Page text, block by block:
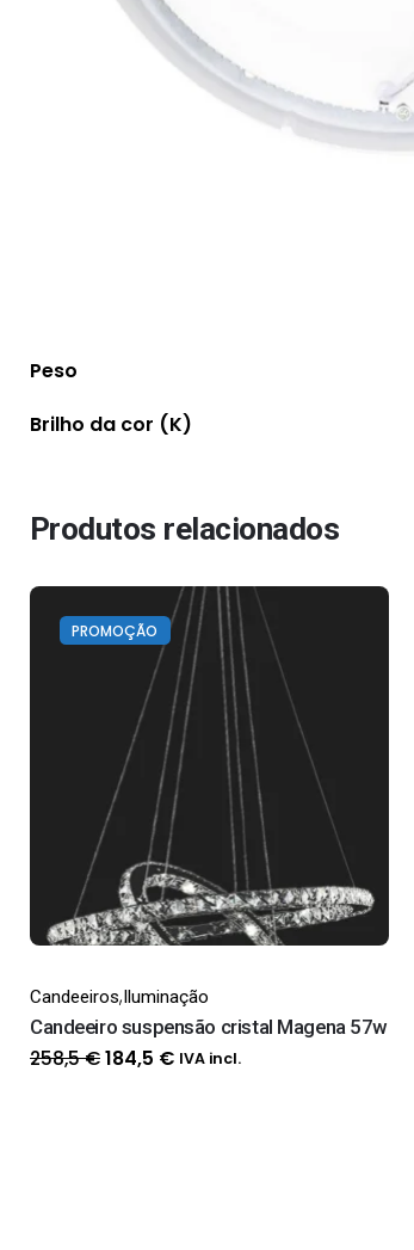
Peso
Brilho da cor (K)
Produtos relacionados
PROMOÇÃO
Candeeiros,Iluminação
Candeeiro suspensão cristal Magena 57w
258,5€O
184,5 €OIVA incl.